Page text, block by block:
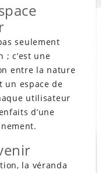
seulement
c’est une
entre la nature
un espace de
utilisateur
d’une
la véranda